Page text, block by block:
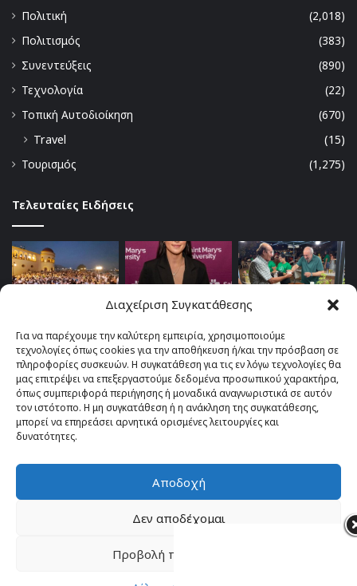
Διαχείριση Συγκατάθεσης
Για να παρέχουμε την καλύτερη εμπειρία, χρησιμοποιούμε
τεχνολογίες όπως cookies για την αποθήκευση ή/και την πρόσβαση σε
πληροφορίες συσκευών. Η συγκατάθεση για τις εν λόγω τεχνολογίες θα
μας επιτρέψει να επεξεργαστούμε δεδομένα προσωπικού χαρακτήρα,
όπως συμπεριφορά περιήγησης ή μοναδικά αναγνωριστικά σε αυτόν
τον ιστότοπο. Η μη συγκατάθεση ή η ανάκληση της συγκατάθεσης,
μπορεί να επηρεάσει αρνητικά ορισμένες λειτουργίες και
δυνατότητες.
Αποδοχή
Δεν αποδέχομαι
Προβολή προτιμήσεων
Πολιτική
(2,018)
Πολιτισμός
(383)
Συνεντεύξεις
(890)
Τεχνολογία
(22)
Τοπική Αυτοδιοίκηση
(670)
Travel
(15)
Τουρισμός
(1,275)
Τελευταίες Ειδήσεις
© Copyright 2026, All Rights Reserved |TOP fm 102.4